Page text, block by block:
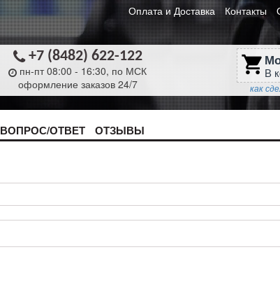
Оплата и Доставка Контакты
+7 (8482) 622-122
пн-пт 08:00 - 16:30, по МСК
оформление заказов 24/7
shopping_cart В
как
ВОПРОС/ОТВЕТ ОТЗЫВЫ